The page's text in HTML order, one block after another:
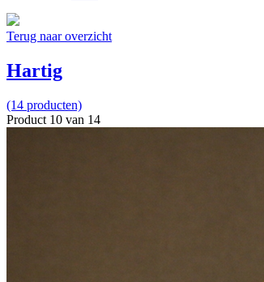
Terug naar overzicht
Hartig
(14 producten)
Product 10 van 14